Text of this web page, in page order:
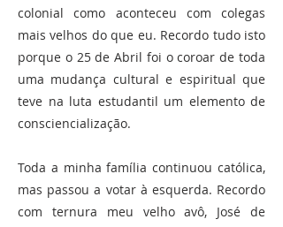
colonial como aconteceu com colegas
mais velhos do que eu. Recordo tudo isto
porque o 25 de Abril foi o coroar de toda
uma mudança cultural e espiritual que
teve na luta estudantil um elemento de
consciencialização.
Toda a minha família continuou católica,
mas passou a votar à esquerda. Recordo
com ternura meu velho avô, José de